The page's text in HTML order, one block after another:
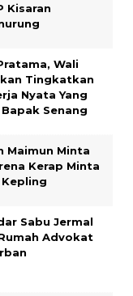
Kisaran
Wali
Tingkatkan
Nyata Yang
Senang
Maimun Minta
Kerap Minta
Kepling
Sabu Jermal
Advokat